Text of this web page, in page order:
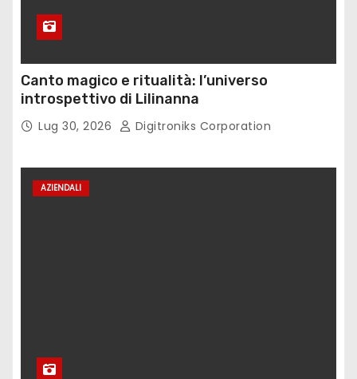
Canto magico e ritualità: l’universo
introspettivo di Lilinanna
Lug 30, 2026 Digitroniks Corporation
AZIENDALI